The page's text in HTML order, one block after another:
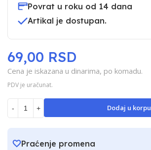
Povrat u roku od 14 dana
Artikal je dostupan.
Cena je iskazana u dinarima, po komadu.
PDV je uračunat.
69,00 RSD
- + Dodaj u korpu
Praćenje promena